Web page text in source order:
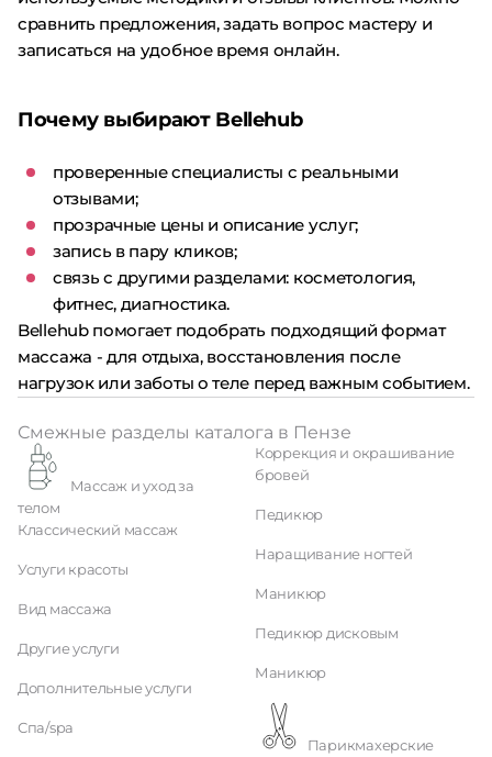
сравнить предложения, задать вопрос мастеру и
записаться на удобное время онлайн.
Почему выбирают Bellehub
проверенные специалисты с реальными
отзывами;
прозрачные цены и описание услуг;
запись в пару кликов;
связь с другими разделами: косметология,
фитнес, диагностика.
Bellehub помогает подобрать подходящий формат
массажа - для отдыха, восстановления после
нагрузок или заботы о теле перед важным событием.
Смежные разделы каталога в Пензе
телом
Классический массаж
Услуги красоты
Вид массажа
Другие услуги
Дополнительные услуги
Спа/spa
Коррекция и окрашивание
бровей
Педикюр
Наращивание ногтей
Маникюр
Педикюр дисковым
Маникюр